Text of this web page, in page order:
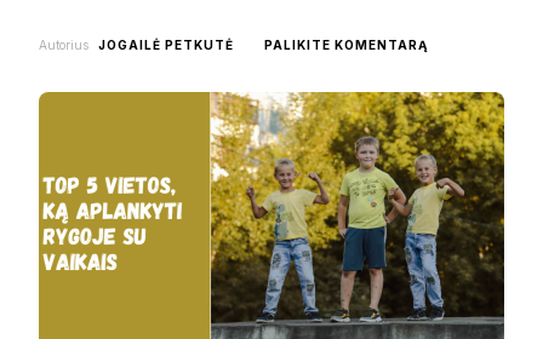
Autorius JOGAILĖ PETKUTĖ PALIKITE KOMENTARĄ
VIETOS,
KĄ
APLANKYTI
RYGOJE
SU
VAIKAIS